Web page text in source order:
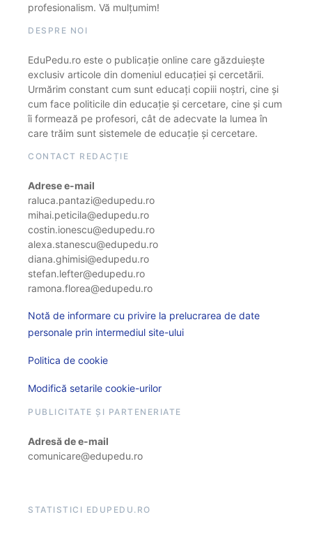
profesionalism. Vă mulțumim!
DESPRE NOI
EduPedu.ro este o publicație online care găzduiește
exclusiv articole din domeniul educației și cercetării.
Urmărim constant cum sunt educați copiii noștri, cine și
cum face politicile din educație și cercetare, cine și cum
îi formează pe profesori, cât de adecvate la lumea în
care trăim sunt sistemele de educație și cercetare.
CONTACT REDACȚIE
Adrese e-mail
raluca.pantazi@edupedu.ro
mihai.peticila@edupedu.ro
costin.ionescu@edupedu.ro
alexa.stanescu@edupedu.ro
diana.ghimisi@edupedu.ro
stefan.lefter@edupedu.ro
ramona.florea@edupedu.ro
Notă de informare cu privire la prelucrarea de date
personale prin intermediul site-ului
Politica de cookie
Modifică setarile cookie-urilor
PUBLICITATE ȘI PARTENERIATE
Adresă de e-mail
comunicare@edupedu.ro
STATISTICI EDUPEDU.RO